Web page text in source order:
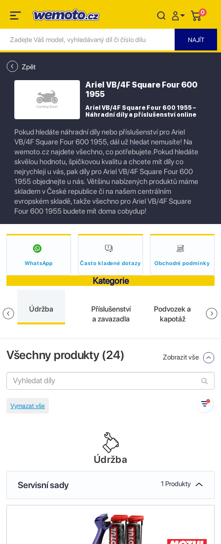
0
Zpět
Ariel VB/4F Square Four 600
1955
Ariel VB/4F Square Four 600 1955 –
Náhradní díly a příslušenství online
Pokud hledáte náhradní díly nebo příslušenství pro Ariel
VB/4F Square Four 600 1955, dál už hledat nemusíte! Na
wemoto.cz najdete všechno, co potřebujete.Pokud hledáte
skvělou hodnotu, špičkovou kvalitu a chcete mít díly co
nejrychleji u vás, pak díly pro Ariel VB/4F Square Four 600
1955 objednejte u nás. Většinu nabízených produktů máme
skladem v České republice či na našem centrálním
evropském skladě, takže všechno pro Ariel VB/4F Square
Four 600 1955 budete mít doma cobydup!
WhatsApp Často kladené dotazy Obchodní podmínky
Kategorie
Údržba
Příslušenství
a zavazadla
Podvozek a
kapotáž
Všechny produkty (24) Zobrazit vše
Údržba
Servisní sady 1 Produkty